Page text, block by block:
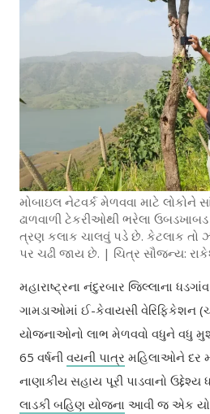
મોબાઇલ નેટવર્ક મેળવવા માટે
ઢાળવાળી ટેકરીઓથી ભરેલા
ત્રણ કલાક ચાલવું પડે છે. કેટલાક તો
પર ચઢી જાય છે. | ચિત્ર સૌજન્ય:
મહારાષ્ટ્રના નંદુરબાર જિલ્લાના
ગામડાઓમાં ઈ-કેવાયસી વેરિફિકેશન
યોજનાઓનો લાભ મેળવવો વધુને વધુ
65 વર્ષનીવયની પાત્ર મહિલાઓને દર
નાણાકીય સહાય પૂરી પાડવાનો ઉદ્દેશ્ય
લાડકી બહિણ યોજના આવી જ એક